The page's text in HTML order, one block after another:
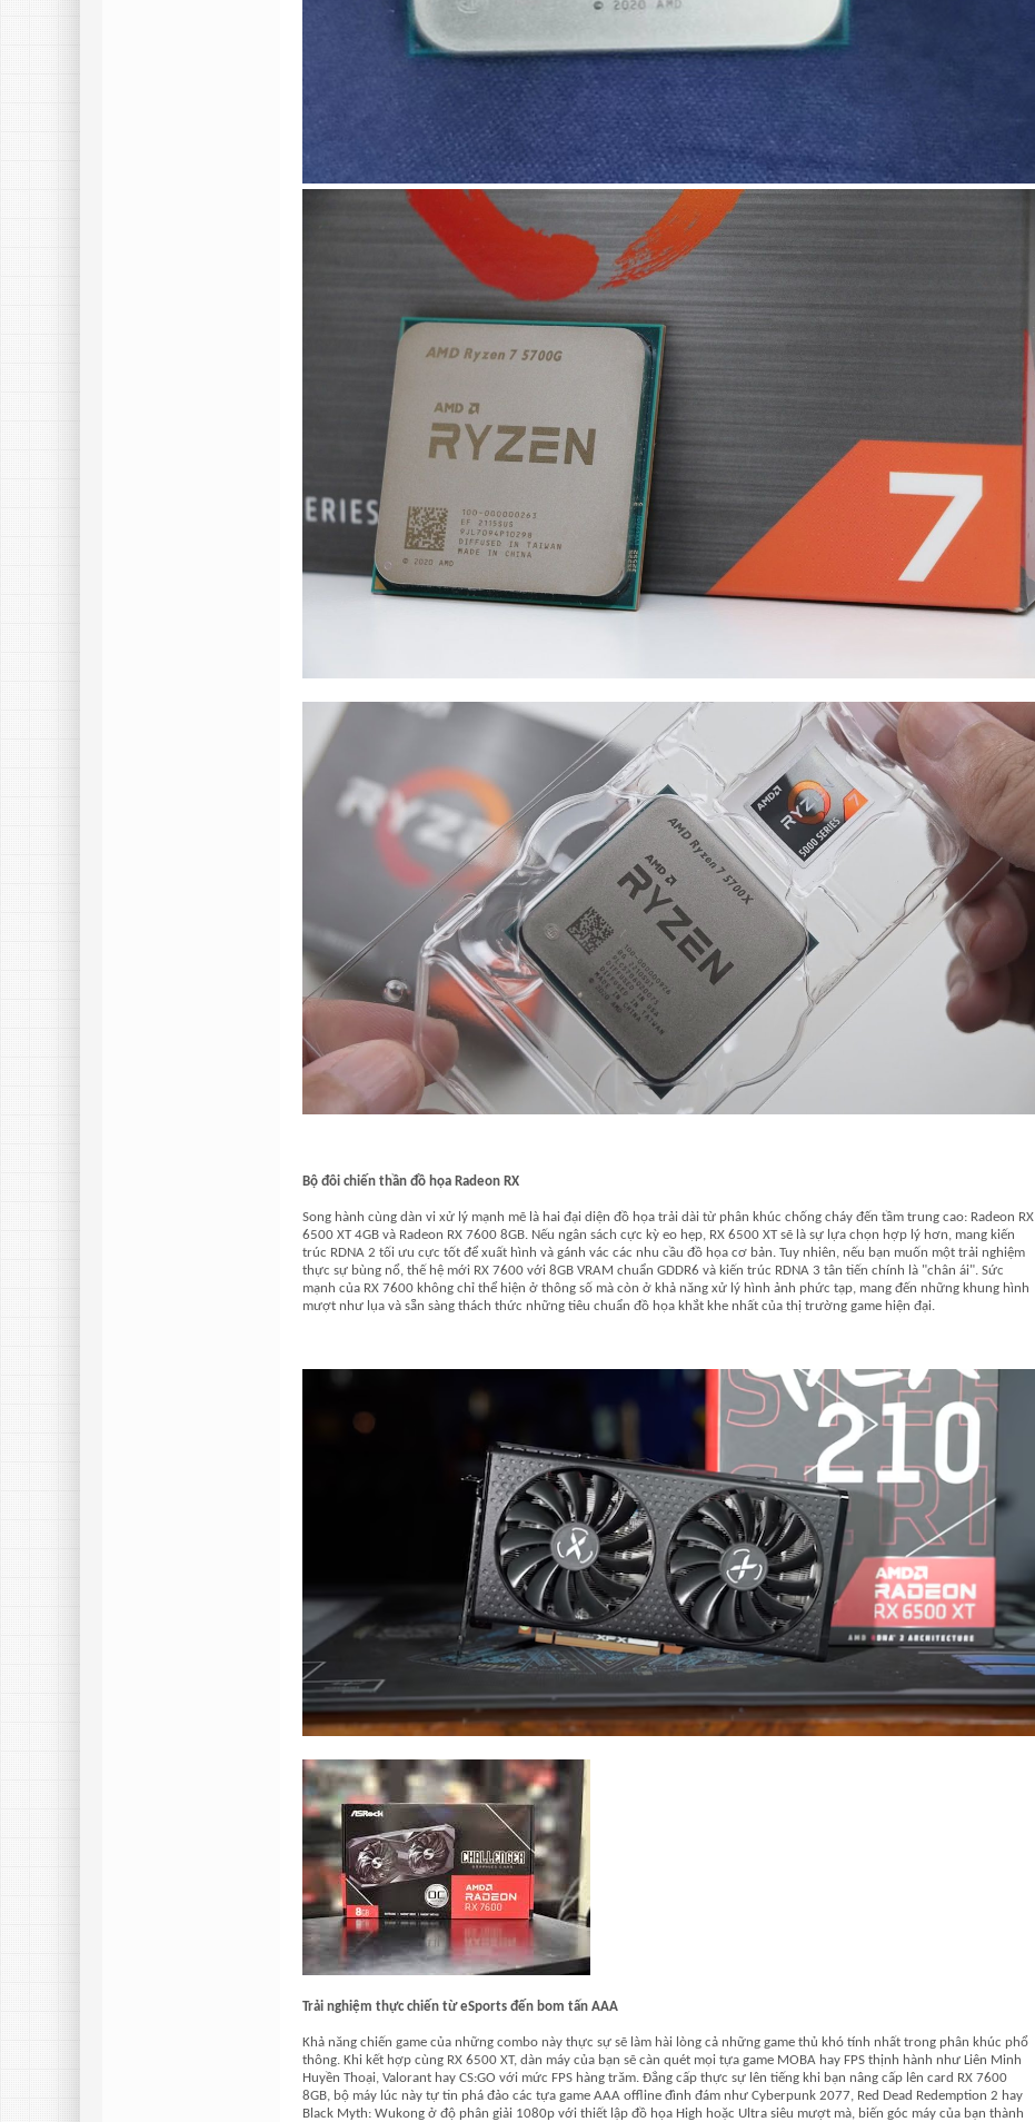
Bộ đôi chiến thần đồ họa Radeon RX
Song hành cùng dàn vi xử lý mạnh mẽ là hai đại diện đồ họa trải dài từ phân khúc chống cháy đến tầm trung cao: Radeon RX
6500 XT 4GB và Radeon RX 7600 8GB. Nếu ngân sách cực kỳ eo hẹp, RX 6500 XT sẽ là sự lựa chọn hợp lý hơn, mang kiến
trúc RDNA 2 tối ưu cực tốt để xuất hình và gánh vác các nhu cầu đồ họa cơ bản. Tuy nhiên, nếu bạn muốn một trải nghiệm
thực sự bùng nổ, thế hệ mới RX 7600 với 8GB VRAM chuẩn GDDR6 và kiến trúc RDNA 3 tân tiến chính là "chân ái". Sức
mạnh của RX 7600 không chỉ thể hiện ở thông số mà còn ở khả năng xử lý hình ảnh phức tạp, mang đến những khung hình
mượt như lụa và sẵn sàng thách thức những tiêu chuẩn đồ họa khắt khe nhất của thị trường game hiện đại.
Trải nghiệm thực chiến từ eSports đến bom tấn AAA
Khả năng chiến game của những combo này thực sự sẽ làm hài lòng cả những game thủ khó tính nhất trong phân khúc phổ
thông. Khi kết hợp cùng RX 6500 XT, dàn máy của bạn sẽ càn quét mọi tựa game MOBA hay FPS thịnh hành như Liên Minh
Huyền Thoại, Valorant hay CS:GO với mức FPS hàng trăm. Đẳng cấp thực sự lên tiếng khi bạn nâng cấp lên card RX 7600
8GB, bộ máy lúc này tự tin phá đảo các tựa game AAA offline đình đám như Cyberpunk 2077, Red Dead Redemption 2 hay
Black Myth: Wukong ở độ phân giải 1080p với thiết lập đồ họa High hoặc Ultra siêu mượt mà, biến góc máy của bạn thành